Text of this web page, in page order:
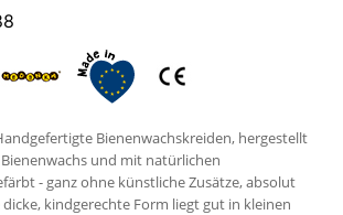
Bienenwachskreiden, hergestellt
und mit natürlichen
- ganz ohne künstliche Zusätze, absolut
kindgerechte Form liegt gut in kleinen